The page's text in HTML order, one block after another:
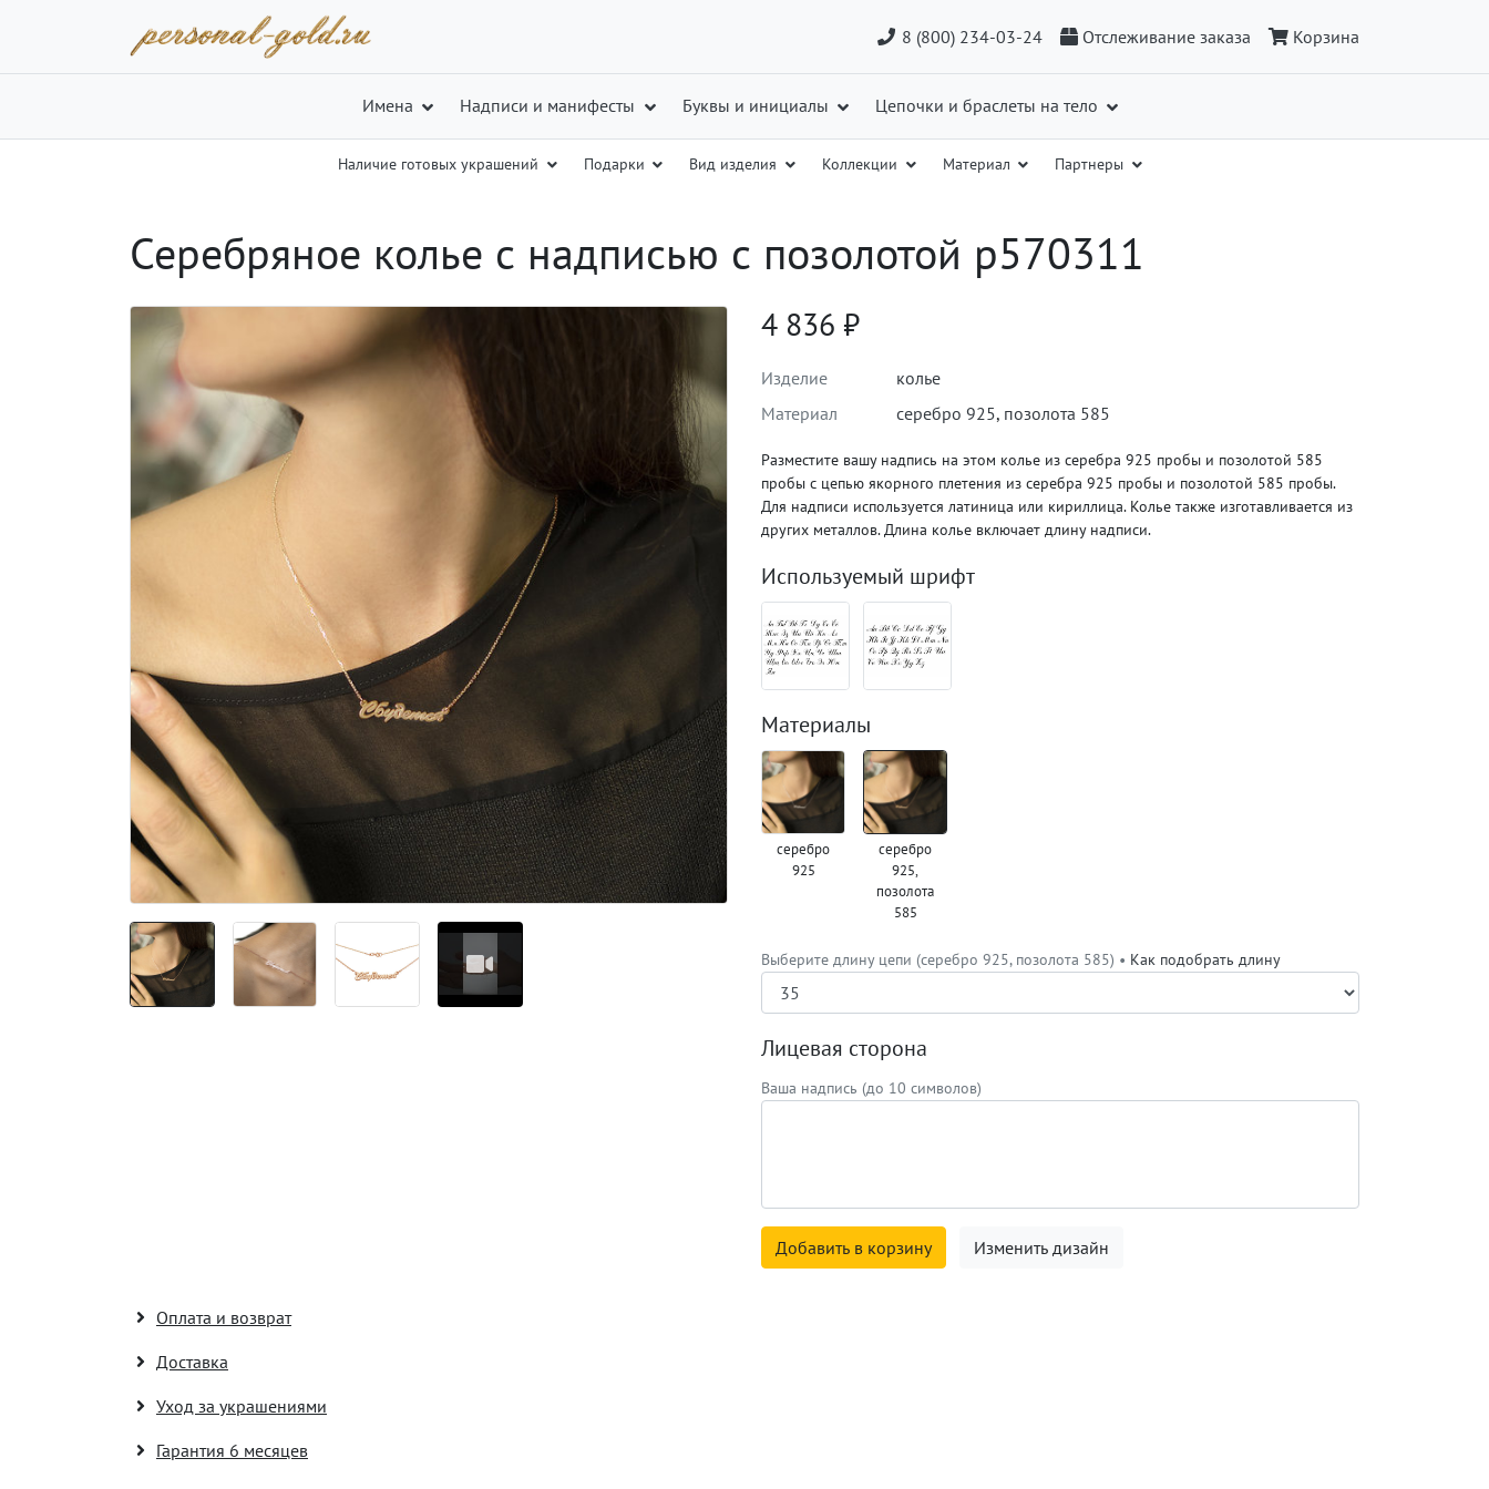
8 (800) 234-03-24 Отслеживание заказа Корзина
Имена Надписи и манифесты Буквы и инициалы Цепочки и браслеты на тело
Наличие готовых украшений Подарки Вид изделия Коллекции Материал Партнеры
Серебряное колье с надписью с позолотой p570311
4 836 ₽
Изделие
колье
Материал
серебро 925, позолота 585
Разместите вашу надпись на этом колье из серебра 925 пробы и позолотой 585
пробы с цепью якорного плетения из серебра 925 пробы и позолотой 585 пробы.
Для надписи используется латиница или кириллица. Колье также изготавливается из
других металлов. Длина колье включает длину надписи.
Используемый шрифт
Материалы
серебро
925
серебро
925,
позолота
585
Выберите длину цепи (серебро 925, позолота 585) • Как подобрать длину
Лицевая сторона
Ваша надпись (до 10 символов)
Добавить в корзину Изменить дизайн
Оплата и возврат
Доставка
Уход за украшениями
Гарантия 6 месяцев